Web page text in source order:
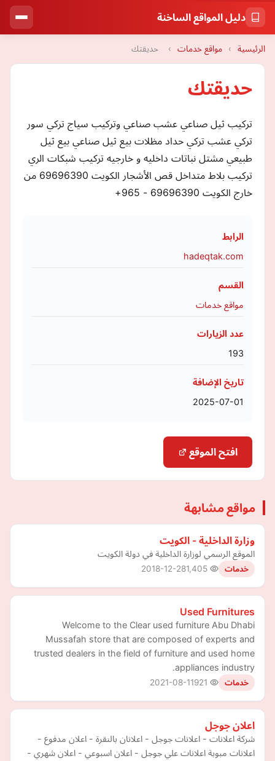
دليل المواقع الساخنة
الرئيسية › مواقع خدمات › حديقتك
حديقتك
تركيب ثيل صناعي عشب صناعي وتركيب سياج تركي سور
تركي عشب تركي حداد مظلات بيع ثيل صناعي بيع ثيل
طبيعي مشتل نباتات داخليه و خارجيه تركيب شبكات الري
تركيب بلاط متداخل قص الأشجار الكويت ‎69696390 من
خارج الكويت 69696390 - 965+
الرابط
hadeqtak.com
القسم
مواقع خدمات
عدد الزيارات
193
تاريخ الإضافة
2025-07-01
افتح الموقع
مواقع مشابهة
وزارة الداخلية - الكويت
الموقع الرسمي لوزارة الداخلية في دولة الكويت
خدمات 2018-12-28
Used Furnitures
Welcome to the Clear used furniture Abu Dhabi
Mussafah store that are composed of experts and
trusted dealers in the field of furniture and used home
appliances industry.
خدمات 2021-08-11
اعلان جوجل
شركة اعلانات - اعلانات جوجل - اعلانان بالنقرة - اعلان مدفوع -
اعلانات مبوبة اعلانات علي جوجل - اعلان اسبوعي - اعلان شهري -